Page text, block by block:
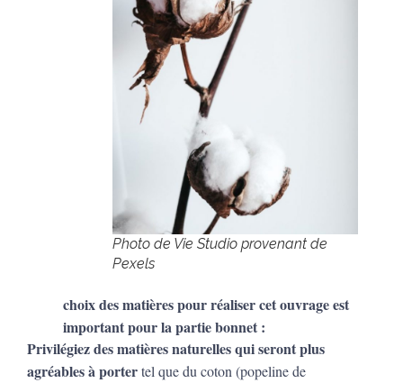
Photo de Vie Studio provenant de
Pexels
choix des matières pour réaliser cet ouvrage est
important pour la partie bonnet :
Privilégiez des matières naturelles qui seront plus
agréables à portertel que du coton (popeline de